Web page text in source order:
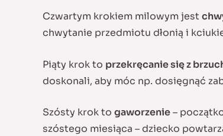
Czwartym krokiem milowym jest
chwytanie przedmiotu dłonią i
Piąty krok to przekręcanie się z
doskonali, aby móc np. dosięgnąć
Szósty krok to gaworzenie–
szóstego miesiąca – dziecko